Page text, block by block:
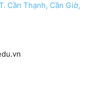
Cần Thạnh, Cần Giờ,